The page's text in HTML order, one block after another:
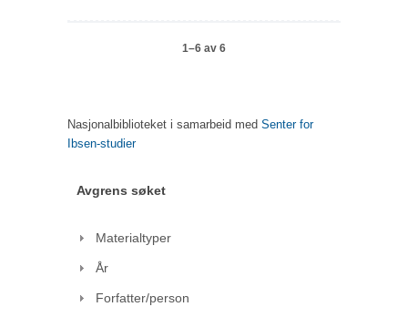
1–6 av 6
Nasjonalbiblioteket i samarbeid med Senter for
Ibsen-studier
Avgrens søket
Materialtyper
År
Forfatter/person